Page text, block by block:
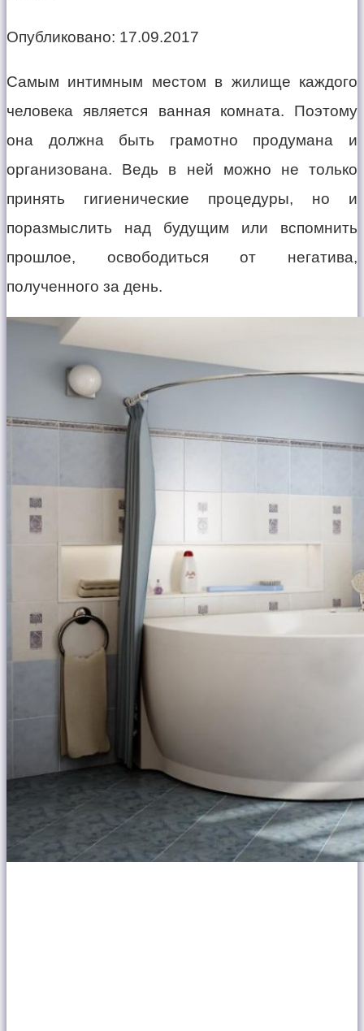
Опубликовано: 17.09.2017
Самым интимным местом в жилище каждого
человека является ванная комната. Поэтому
она должна быть грамотно продумана и
организована. Ведь в ней можно не только
принять гигиенические процедуры, но и
поразмыслить над будущим или вспомнить
прошлое, освободиться от негатива,
полученного за день.